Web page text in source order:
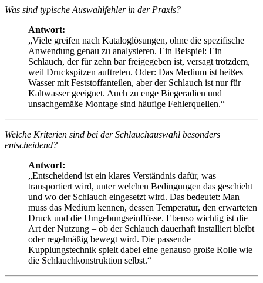
Was sind typische Auswahlfehler in der Praxis?
Antwort:
„Viele greifen nach Kataloglösungen, ohne die spezifische
Anwendung genau zu analysieren. Ein Beispiel: Ein
Schlauch, der für zehn bar freigegeben ist, versagt trotzdem,
weil Druckspitzen auftreten. Oder: Das Medium ist heißes
Wasser mit Feststoffanteilen, aber der Schlauch ist nur für
Kaltwasser geeignet. Auch zu enge Biegeradien und
unsachgemäße Montage sind häufige Fehlerquellen.“
Welche Kriterien sind bei der Schlauchauswahl besonders
entscheidend?
Antwort:
„Entscheidend ist ein klares Verständnis dafür, was
transportiert wird, unter welchen Bedingungen das geschieht
und wo der Schlauch eingesetzt wird. Das bedeutet: Man
muss das Medium kennen, dessen Temperatur, den erwarteten
Druck und die Umgebungseinflüsse. Ebenso wichtig ist die
Art der Nutzung – ob der Schlauch dauerhaft installiert bleibt
oder regelmäßig bewegt wird. Die passende
Kupplungstechnik spielt dabei eine genauso große Rolle wie
die Schlauchkonstruktion selbst.“